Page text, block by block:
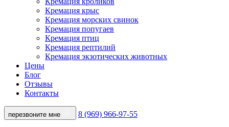
Кремация крыс
Кремация морских свинок
Кремация попугаев
Кремация птиц
Кремация рептилий
Кремация экзотических животных
Цены
Блог
Отзывы
Контакты
перезвоните мне 8 (969) 966-97-55